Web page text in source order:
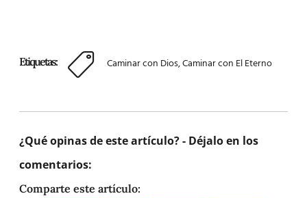
Etiquetas: Caminar con Dios,Caminar con El Eterno
¿Qué opinas de este artículo? - Déjalo en los
comentarios:
Comparte este artículo: